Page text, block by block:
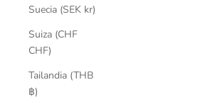
Suecia (SEK kr)
Suiza (CHF
CHF)
Tailandia (THB
฿)